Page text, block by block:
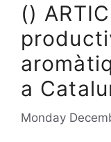
()
a
Monday